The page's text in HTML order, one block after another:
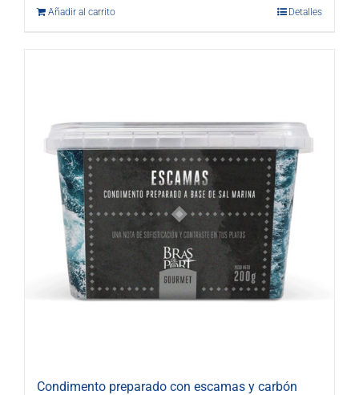
Añadir al carrito Detalles
Condimento preparado con escamas y carbón